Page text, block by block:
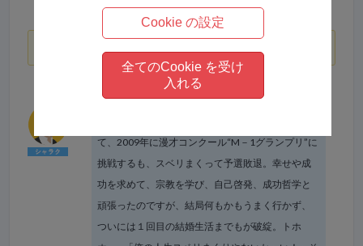
て、2009年に漫才コンクール“M－1グランプリ”に
挑戦するも、スベリまくって予選敗退。幸せや成
功を求めて、宗教を学び、自己啓発、成功哲学と
頑張ったのですが、結局何もかもうまく行かず、
ついには１回目の結婚生活までもが破綻。トホ
Cookie の設定
全てのCookie を受け
入れる